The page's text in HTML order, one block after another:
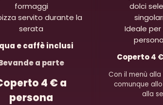
formaggi
servito durante la
serata
e caffè inclusi
a parte
4 € a
persona
dolci
Ideale
Coperto4 €
Con il menù
comunque
alla